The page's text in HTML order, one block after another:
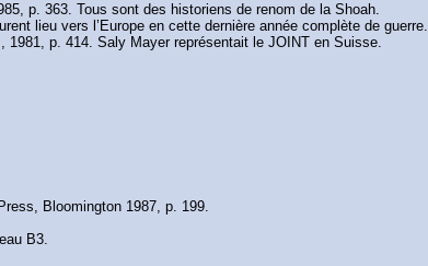
p. 363. Tous sont des historiens de renom de la Shoah.
lieu vers l’Europe en cette dernière année complète de guerre.
p. 414. Saly Mayer représentait le JOINT en Suisse.
Bloomington 1987, p. 199.
B3.